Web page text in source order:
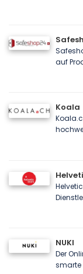
auf
Koala
NUKI
Der
smarte